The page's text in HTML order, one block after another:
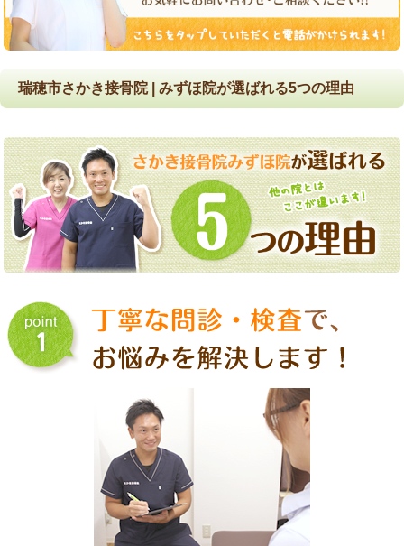
瑞穂市さかき接骨院 | みずほ院が選ばれる5つの理由